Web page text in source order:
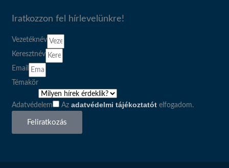
Iratkozzon fel hírlevelünkre!
Vezetéknév
Keresztnév
Email
Témakör
Adatvédelem Azadatvédelmi tájékoztatót elfogadom.
Feliratkozás